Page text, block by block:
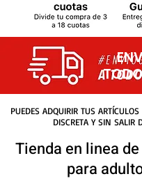
PUEDES ADQUIRIR TUS
DISCRETA Y SIN SALIR
Tienda en linea
para